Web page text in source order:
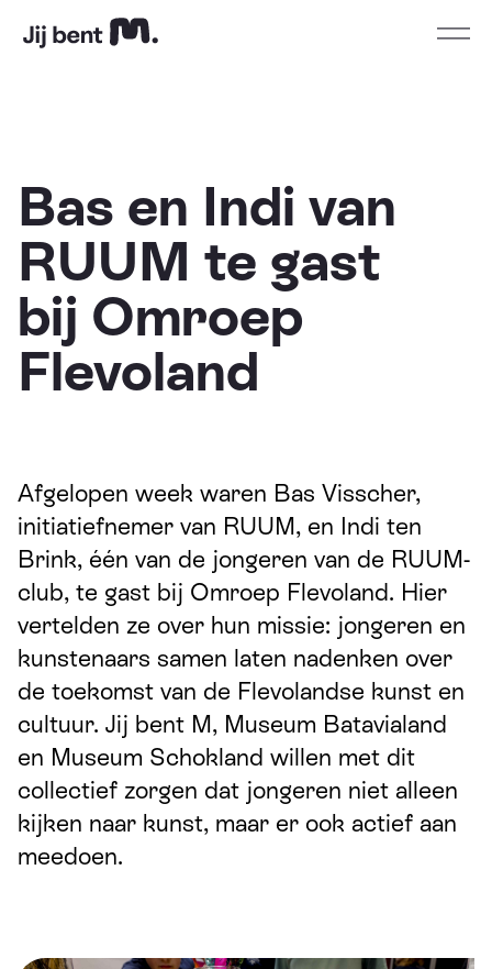
Home Open
Bas en Indi van
RUUM te gast
bij Omroep
Flevoland
Afgelopen week waren Bas Visscher,
initiatiefnemer van RUUM, en Indi ten
Brink, één van de jongeren van de RUUM-
club, te gast bij Omroep Flevoland. Hier
vertelden ze over hun missie: jongeren en
kunstenaars samen laten nadenken over
de toekomst van de Flevolandse kunst en
cultuur. Jij bent M, Museum Batavialand
en Museum Schokland willen met dit
collectief zorgen dat jongeren niet alleen
kijken naar kunst, maar er ook actief aan
meedoen.